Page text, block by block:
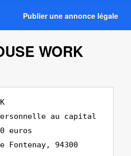
Publier une annonce légale
WORK
au capital
euros
Fontenay, 94300